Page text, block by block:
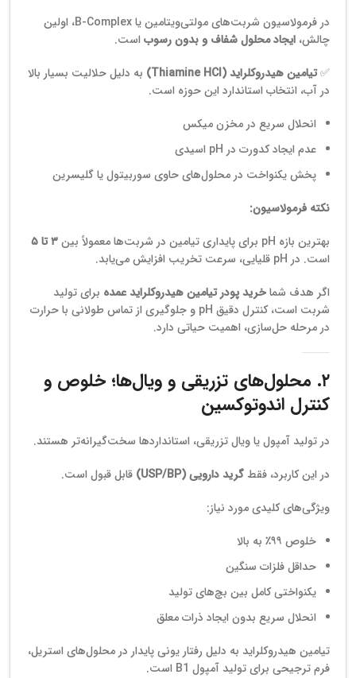
در فرمولاسیون شربت‌های مولتی‌ویتامین یا B-Complex، اولین
چالش، ایجاد محلول شفاف و بدون رسوب است.
✅تیامین هیدروکلراید (Thiamine HCl)
به دلیل حلالیت بسیار بالا
در آب، انتخاب استاندارد این حوزه است.
انحلال سریع در مخزن میکس
عدم ایجاد کدورت در pH اسیدی
پخش یکنواخت در محلول‌های حاوی سوربیتول یا گلیسرین
نکته فرمولاسیون:
بهترین بازه pH برای پایداری تیامین در شربت‌ها معمولاً بین
۳ تا ۵
است. در pH قلیایی، سرعت تخریب افزایش می‌یابد.
اگر هدف شماخرید پودر تیامین هیدروکلراید عمده برای تولید
شربت است، کنترل دقیق pH و جلوگیری از تماس طولانی با حرارت
در مرحله حل‌سازی، اهمیت حیاتی دارد.
۲. محلول‌های تزریقی و ویال‌ها؛ خلوص و
کنترل اندوتوکسین
در تولید آمپول یا ویال تزریقی، استانداردها سخت‌گیرانه‌تر هستند.
در این کاربرد، فقط گرید دارویی (USP/BP)
قابل قبول است.
ویژگی‌های کلیدی مورد نیاز:
خلوص ۹۹٪ به بالا
حداقل فلزات سنگین
یکنواختی کامل بین بچ‌های تولید
انحلال سریع بدون ایجاد ذرات معلق
تیامین هیدروکلراید به دلیل رفتار یونی پایدار در محلول‌های استریل،
فرم ترجیحی برای تولید آمپول B1 است.